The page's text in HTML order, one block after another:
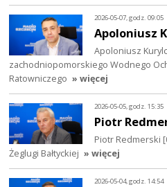
2026-05-07, godz. 09:05
Apoloniusz
Apoloniusz
zachodniopomorskiego Wodnego
Ratowniczego » więcej
2026-05-05, godz. 15:35
Piotr
Piotr Redmerski
Żeglugi Bałtyckiej » więcej
2026-05-04, godz. 14:54